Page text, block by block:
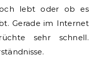
lebt oder ob es
Gerade im Internet
sehr schnell.